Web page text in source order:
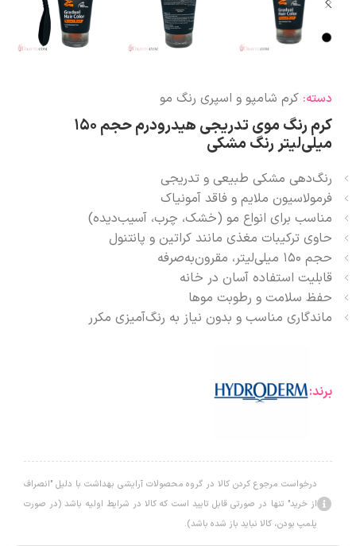
دسته: کرم شامپو و اسپری رنگ مو
کرم رنگ موی تدریجی هیدرودرم حجم ۱۵۰
میلی‌لیتر رنگ مشکی
رنگ‌دهی مشکی طبیعی و تدریجی
فرمولاسیون ملایم و فاقد آمونیاک
مناسب برای انواع مو (خشک، چرب، آسیب‌دیده)
حاوی ترکیبات مغذی مانند کراتین و پانتنول
حجم ۱۵۰ میلی‌لیتر، مقرون‌به‌صرفه
قابلیت استفاده آسان در خانه
حفظ سلامت و رطوبت موها
ماندگاری مناسب و بدون نیاز به رنگ‌آمیزی مکرر
برند:
درخواست مرجوع کردن کالا در گروه محصولات آرایشی بهداشت با دلیل "انصراف
از خرید" تنها در صورتی قابل تایید است که کالا در شرایط اولیه باشد (در صورت
پلمپ بودن، کالا نباید باز شده باشد).